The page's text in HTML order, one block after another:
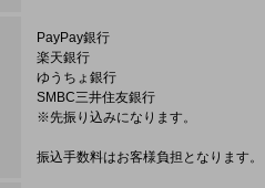
PayPay銀行
楽天銀行
ゆうちょ銀行
SMBC三井住友銀行
※先振り込みになります。
振込手数料はお客様負担となります。